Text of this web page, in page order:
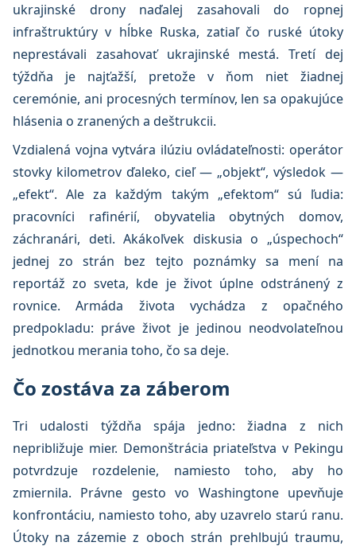
ukrajinské drony naďalej zasahovali do ropnej
infraštruktúry v hĺbke Ruska, zatiaľ čo ruské útoky
neprestávali zasahovať ukrajinské mestá. Tretí dej
týždňa je najťažší, pretože v ňom niet žiadnej
ceremónie, ani procesných termínov, len sa opakujúce
hlásenia o zranených a deštrukcii.
Vzdialená vojna vytvára ilúziu ovládateľnosti: operátor
stovky kilometrov ďaleko, cieľ — „objekt“, výsledok —
„efekt“. Ale za každým takým „efektom“ sú ľudia:
pracovníci rafinérií, obyvatelia obytných domov,
záchranári, deti. Akákoľvek diskusia o „úspechoch“
jednej zo strán bez tejto poznámky sa mení na
reportáž zo sveta, kde je život úplne odstránený z
rovnice. Armáda života vychádza z opačného
predpokladu: práve život je jedinou neodvolateľnou
jednotkou merania toho, čo sa deje.
Čo zostáva za záberom
Tri udalosti týždňa spája jedno: žiadna z nich
nepribližuje mier. Demonštrácia priateľstva v Pekingu
potvrdzuje rozdelenie, namiesto toho, aby ho
zmiernila. Právne gesto vo Washingtone upevňuje
konfrontáciu, namiesto toho, aby uzavrelo starú ranu.
Útoky na zázemie z oboch strán prehlbujú traumu,